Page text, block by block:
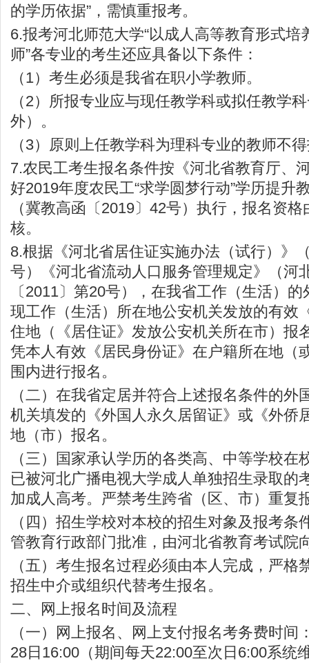
的学历依据”，需慎重报考。
6.报考河北师范大学“以成人高等教育形式培
师”各专业的考生还应具备以下条件：
（1）考生必须是我省在职小学教师。
（2）所报专业应与现任教学科或拟任教学
外）。
（3）原则上任教学科为理科专业的教师不
7.农民工考生报名条件按《河北省教育厅、
好2019年度农民工“求学圆梦行动”学历提升
（冀教高函〔2019〕42号）执行，报名资
核。
8.根据《河北省居住证实施办法（试行）》
号）《河北省流动人口服务管理规定》（河
〔2011〕第20号），在我省工作（生活）
现工作（生活）所在地公安机关发放的有效
住地（《居住证》发放公安机关所在市）报
凭本人有效《居民身份证》在户籍所在地（
围内进行报名。
（二）在我省定居并符合上述报名条件的外
机关填发的《外国人永久居留证》或《外侨
地（市）报名。
（三）国家承认学历的各类高、中等学校在
已被河北广播电视大学成人单独招生录取的
加成人高考。严禁考生跨省（区、市）重复
（四）招生学校对本校的招生对象及报考条
管教育行政部门批准，由河北省教育考试院
（五）考生报名过程必须由本人完成，严格
招生中介或组织代替考生报名。
二、网上报名时间及流程
（一）网上报名、网上支付报名考务费时间
28日16:00（期间每天22:00至次日6:00系统